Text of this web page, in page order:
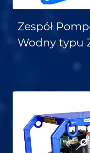
Zespół
Wodny typu